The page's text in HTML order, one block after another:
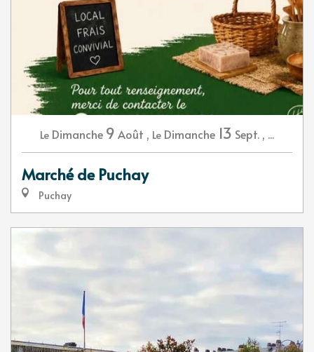
Le Dimanche 9 Août , Le Dimanche 13 Sept. , ...
Marché de Puchay
Puchay